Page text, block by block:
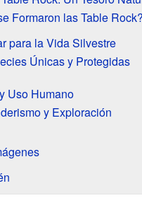
Formaron las Table Rock?
para la Vida Silvestre
Únicas y Protegidas
Uso Humano
y Exploración